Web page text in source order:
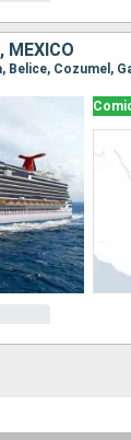
MÉXICO
Belice, Cozumel,